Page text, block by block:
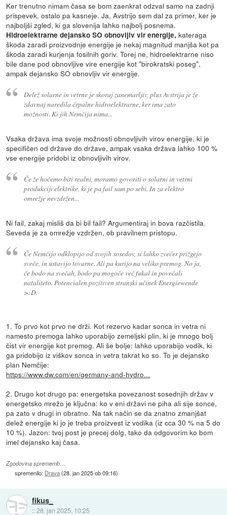
Ker trenutno nimam časa se bom zaenkrat odzval samo na zadnji
prispevek, ostalo pa kasneje. Ja, Avstrijo sem dal za primer, ker je
najboljši zgled, ki ga slovenija lahko najbolj posnema.
Hidroelektrarne dejansko SO obnovljiv vir energije,kateraga
škoda zaradi proizvodnje energije je nekaj magnitud manjša kot pa
škoda zaradi kurjenja fosilnih goriv. Torej ne, hidroelektrarne niso
bile dane pod obnovljive vire energije kot "birokratski poseg",
ampak dejansko SO obnovljiv vir energije.
Delež solarne in vetrne je skoraj zanemarljiv, plus Avstrija je že
zdavnaj naredila črpalne hidroelektrarne, ker ima zato
možnosti. Ki jih Nemčija nima...
Vsaka država ima svoje možnosti obnovljivih virov energije, ki je
specifičen od države do države, ampak vsaka država lahko 100 %
vse energije pridobi iz obnovljivih virov.
Če že hočemo biti realni, moramo govoriti o solarni in vetrni
produkciji elektrike, ki je pa fail sam po sebi. In za elektro
omrežje nevzdržen...
Ni fail, zakaj misliš da bi bil fail? Argumentiraj in bova razčistila.
Seveda je za omrežje vzdržen, ob pravilnem pristopu.
Če Nemčijo odklopijo od svojih sosedov, si lahko zvečer prižgejo
sveče, in ustavijo tovarne. Ali pa kurijo na veliko premog. No ja,
če bodo na svečah, bodo pa mogoče več fukal in povečali
nataliteto. Potencialen pozitiven stranski učinek Energiewende
>:D.
1. To prvo kot prvo ne drži. Kot rezervo kadar sonca in vetra ni
namesto premoga lahko uporabijo zemeljski plin, ki je mnogo bolj
čist vir energije kot premog. Ali še bolje: lahko uporabijo vodik, ki
ga pridobijo iz viškov sonca in vetra takrat ko so. To je dejansko
plan Nemčije:
https://www.dw.com/en/germany-and-hydro...
2. Drugo kot drugo pa: energetska povezanost sosednjih držav v
energetsko mrežo je ključna: ko v eni državi ne piha ali sije sonce,
pa zato v drugi in obratno. Na tak način se da znatno zmanjšat
delež energije ki jo je treba proizvest iz vodika (iz cca 30 % na 5 do
10 %). Jazon: tvoj post je precej dolg, tako da odgovorim ko bom
imel dejansko kaj časa.
Zgodovina sprememb…
spremenilo: Drava(28. jan 2025 ob 09:16)
fikus_
::28. jan 2025, 10:25